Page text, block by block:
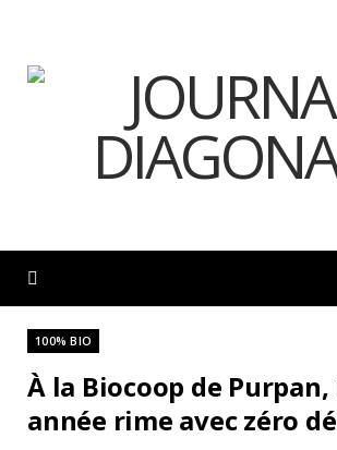
100% BIO
À la Biocoop de
année rime avec zéro